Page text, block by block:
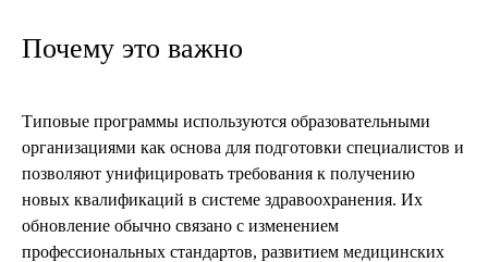
Почему это важно
Типовые программы используются образовательными
организациями как основа для подготовки специалистов и
позволяют унифицировать требования к получению
новых квалификаций в системе здравоохранения. Их
обновление обычно связано с изменением
профессиональных стандартов, развитием медицинских